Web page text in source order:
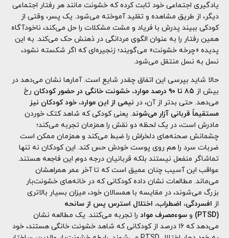
یادگیری اجتماعی خود ثابت کرده که خشونت مانند هر رفتار اجتماعی
دیگر، از طریق مشاهده و تقلید آموخته می‌شود. یک پسر، وقتی از
کودکی ببیند پدرش با فریاد و مشت مشکلات را حل می‌کند، ناخودآگاه
همین رفتار را به عنوان الگوی مردانگی در ذهنش حک می‌کند. به این
پدیده «چرخه خشونت» می‌گویند؛ زنجیره‌ای که اگر شکسته نشود،
نسل به نسل منتقل می‌شود.
حالا شاید بپرسی این اتفاق چقدر شایع است. آمارها نشان می‌دهد در
بیش از ۸۵ تا ۹۰ درصد موارد، خشونت خانگی در حضور کودکان
رخ
می‌دهد. حتی بدتر از آن، در نیمی از این موارد، خود کودکان نیز
مستقیماً قربانی آزار می‌شوند. یعنی کودکی که شاهد کتک خوردن
مادرش است، در یک لحظه دو نقش را همزمان تجربه می‌کند؛
چشمانش صحنه‌های دلخراش را ضبط می‌کند و همزمان ممکن است
ضربات سرد را هم روی پوست خودش حس کند. این کودکان نه تنها
تماشاگر منفعل نیستند بلکه قربانیان درجه دوم این فاجعه هستند.
عواقب این آسیب چنان عمیق است که تا آخر عمر همراهشان
می‌ماند. مطالعات نشان داده کودکانی که در خانه‌های خشونت‌بار
بزرگ می‌شوند، در مقایسه با همسالان خود، میزان بسیار بالاتری
از افسردگی، اضطراب، اختلال استرس پس از سانحه
(PTSD)
و سوءمصرف مواد را تجربه می‌کنند. یک مطالعه نشان
می‌دهد که ۱۶ درصد از کودکانی که شاهد خشونت خانگی هستند، خود